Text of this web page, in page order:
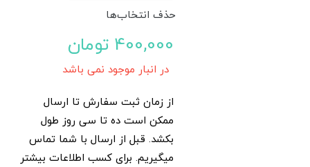
حذف انتخاب‌ها
از زمان ثبت سفارش تا ارسال
ممکن است ده تا سی روز طول
بکشد. قبل از ارسال با شما تماس
میگیریم. برای کسب اطلاعات بیشتر
400,000 تومان
در انبار موجود نمی باشد